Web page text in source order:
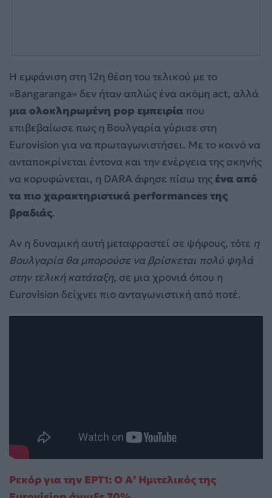
Η εμφάνιση στη 12η θέση του τελικού με το
«Bangaranga» δεν ήταν απλώς ένα ακόμη act, αλλά
μια ολοκληρωμένη pop εμπειρία που
επιβεβαίωσε πως η Βουλγαρία γύρισε στη
Eurovision για να πρωταγωνιστήσει. Με το κοινό να
ανταποκρίνεται έντονα και την ενέργεια της σκηνής
να κορυφώνεται, η DARA άφησε πίσω της ένα από
τα πιο χαρακτηριστικά performances της
βραδιάς.
Αν η δυναμική αυτή μεταφραστεί σε ψήφους, τότε η
Βουλγαρία θα μπορούσε να βρίσκεται πολύ ψηλά
στην τελική κατάταξη, σε μια χρονιά όπου η
Eurovision δείχνει πιο ανταγωνιστική από ποτέ.
Ρεκόρ για την ΕΡΤ1: Ο Α’ Ημιτελικός της